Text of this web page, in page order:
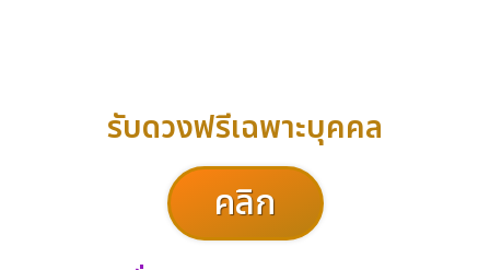
รับดวงฟรีเฉพาะบุคคล
คลิก